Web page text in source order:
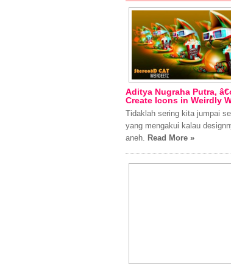
Aditya Nugraha Putra,
Create Icons in Weirdly
Tidaklah sering kita jumpai
yang mengakui kalau
aneh. Read More »